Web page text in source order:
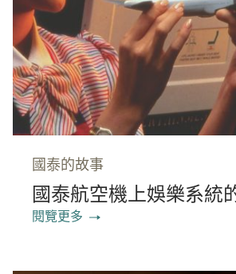
國泰的故事
國泰航空機上娛樂系統
閱覽更多